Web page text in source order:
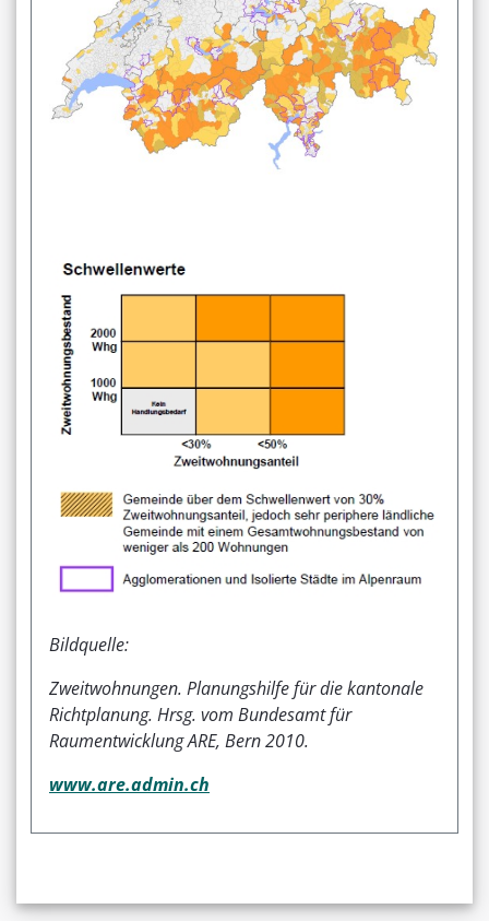
Bildquelle:
Zweitwohnungen. Planungshilfe für die kantonale
Richtplanung. Hrsg. vom Bundesamt für
Raumentwicklung ARE, Bern 2010.
www.are.admin.ch